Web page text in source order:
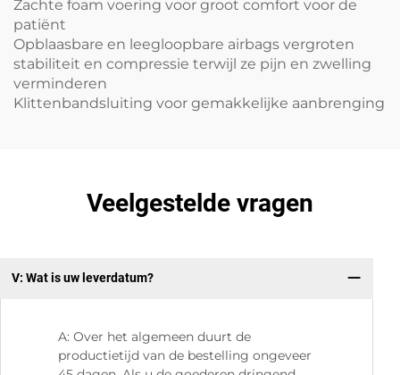
Zachte foam voering voor groot comfort voor de
patiënt
Opblaasbare en leegloopbare airbags vergroten
stabiliteit en compressie terwijl ze pijn en zwelling
verminderen
Klittenbandsluiting voor gemakkelijke aanbrenging
Veelgestelde vragen
V: Wat is uw leverdatum?
A: Over het algemeen duurt de
productietijd van de bestelling ongeveer